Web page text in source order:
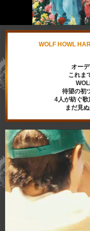
WOLF HOWL
オー
これま
待望の初
4人が紡ぐ歌
まだ見